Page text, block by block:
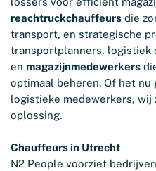
reachtruckchauffeurs die
transport, en strategische
transportplanners, logistiek
en magazijnmedewerkers
optimaal beheren. Of het
logistieke medewerkers, wij
oplossing.
Chauffeurs in Utrecht
N2 People voorziet